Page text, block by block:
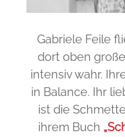
Gabriele Feile
dort oben
intensiv wahr.
in Balance. Ihr
ist die
ihrem Buch